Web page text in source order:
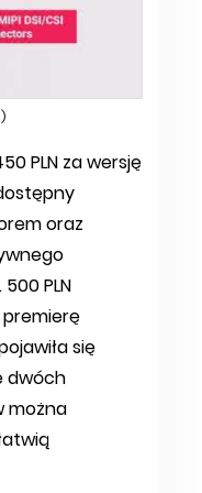
PLN za wersję
oraz
PLN
premierę
się
dwóch
można